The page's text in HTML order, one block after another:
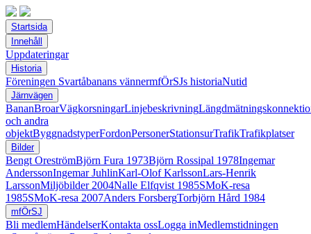
Startsida
Innehåll
Uppdateringar
Historia
Föreningen Svartåbanans vännermfÖrSJs historiaNutid
Järnvägen
BananBroarVägkorsningarLinjebeskrivning
och andra
objektByggnadstyperFordonPersonerStationsurTrafikTrafikplatser
Bilder
Bengt OreströmBjörn Fura 1973Björn Rossipal 1978Ingemar
AnderssonIngemar JuhlinKarl-Olof KarlssonLars-Henrik
LarssonMiljöbilder 2004Nalle Elfqvist 1985SMoK-resa
1985SMoK-resa 2007Anders ForsbergTorbjörn Hård 1984
mfÖrSJ
Bli medlemHändelserKontakta ossLogga inMedlemstidningen